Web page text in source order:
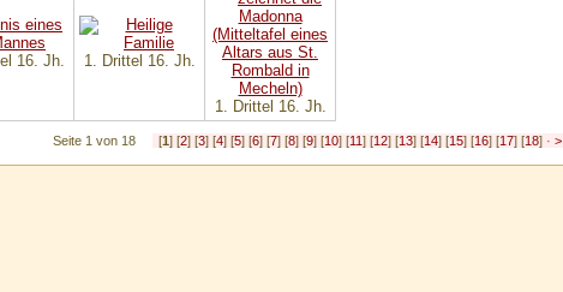
16. Jh. 1. Drittel 16. Jh.
1. Drittel 16. Jh.
Seite 1 von 18 [1] [2] [3] [4] [5] [6] [7] [8] [9] [10] [11] [12] [13] [14] [15] [16] [17] [18] ·>